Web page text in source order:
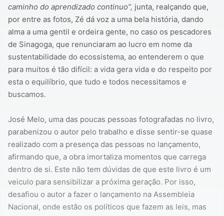
caminho do aprendizado continuo”, junta, realçando que,
por entre as fotos, Zé dá voz a uma bela história, dando
alma a uma gentil e ordeira gente, no caso os pescadores
de Sinagoga, que renunciaram ao lucro em nome da
sustentabilidade do ecossistema, ao entenderem o que
para muitos é tão difícil: a vida gera vida e do respeito por
esta o equilíbrio, que tudo e todos necessitamos e
buscamos.
José Melo, uma das poucas pessoas fotografadas no livro,
parabenizou o autor pelo trabalho e disse sentir-se quase
realizado com a presença das pessoas no lançamento,
afirmando que, a obra imortaliza momentos que carrega
dentro de si. Este não tem dúvidas de que este livro é um
veiculo para sensibilizar a próxima geração. Por isso,
desafiou o autor a fazer o lançamento na Assembleia
Nacional, onde estão os políticos que fazem as leis, mas